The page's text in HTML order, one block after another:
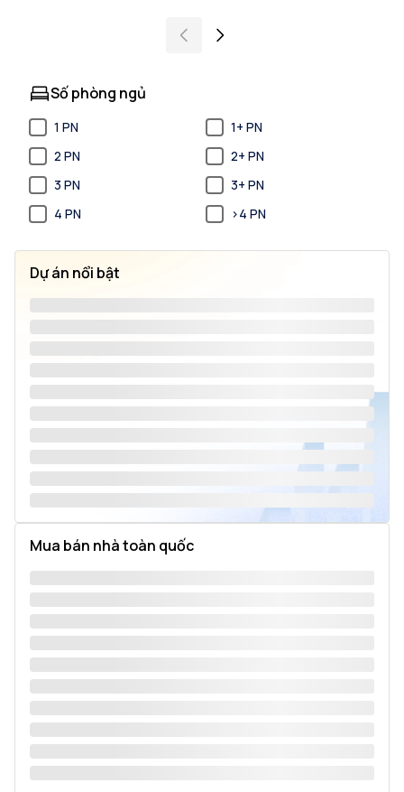
Số phòng ngủ
1 PN
1+ PN
2 PN
2+ PN
3 PN
3+ PN
4 PN
>4 PN
Dự án nổi bật
Mua bán nhà toàn quốc